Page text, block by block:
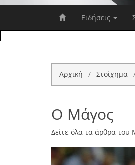
Ειδήσεις
Αρχική Στοίχημα
Ο Μάγος
Δείτε όλα τα άρθρα του